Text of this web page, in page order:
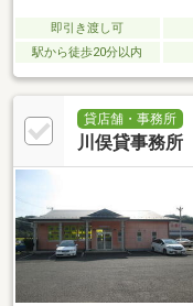
即引き渡し可
駅から徒歩20分以内
貸店舗・事務所
川俣貸事務所